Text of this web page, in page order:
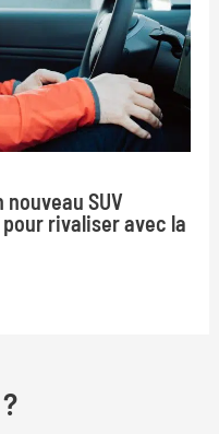
nouveau SUV
rivaliser avec la